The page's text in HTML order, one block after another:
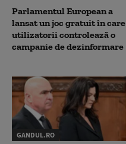
Parlamentul European a
lansat un joc gratuit în care
utilizatorii controlează o
campanie de dezinformare
GANDUL.RO